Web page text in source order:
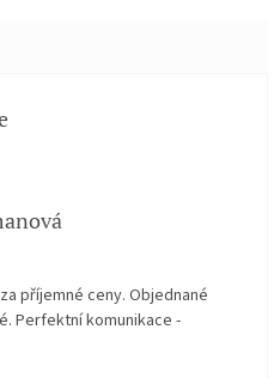
5 out of 5 stars.
5 out of 5 stars.
příjemné ceny. Objednané
Perfektní komunikace -